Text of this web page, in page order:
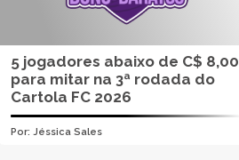
5 jogadores abaixo de C$ 8,00
para mitar na 3ª rodada do
Cartola FC 2026
Por: Jéssica Sales